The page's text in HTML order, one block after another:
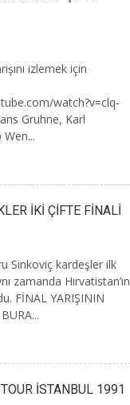
izlemek için
watch?v=clq-
Gruhne, Karl
İKİ ÇİFTE FİNALİ
Sinkoviç kardeşler ilk
zamanda Hırvatistan’ın
FİNAL YARIŞININ
İSTANBUL 1991